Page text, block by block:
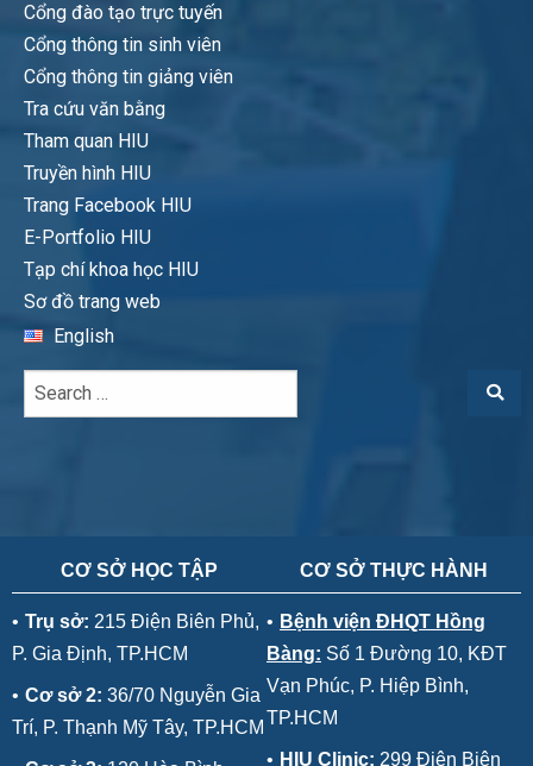
Cổng đào tạo trực tuyến
Cổng thông tin sinh viên
Cổng thông tin giảng viên
Tra cứu văn bằng
Tham quan HIU
Truyền hình HIU
Trang Facebook HIU
E-Portfolio HIU
Tạp chí khoa học HIU
Sơ đồ trang web
English
CƠ SỞ HỌC TẬP
• Trụ sở: 215 Điện Biên Phủ,
P. Gia Định, TP.HCM
• Cơ sở 2: 36/70 Nguyễn Gia
Trí, P. Thạnh Mỹ Tây, TP.HCM
CƠ SỞ THỰC HÀNH
• Bệnh viện ĐHQT Hồng
Bàng: Số 1 Đường 10, KĐT
Vạn Phúc, P. Hiệp Bình,
TP.HCM
• HIU Clinic: 299 Điện Biên